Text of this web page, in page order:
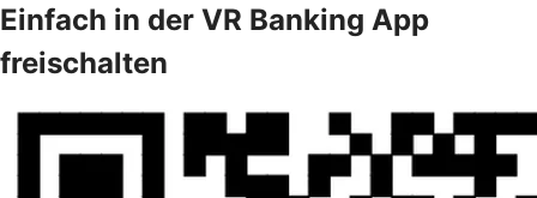
Einfach in der VR Banking App
freischalten